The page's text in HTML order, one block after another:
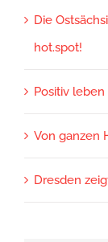
Die
hot.spot!
Positiv
Von ganzen
Dresden